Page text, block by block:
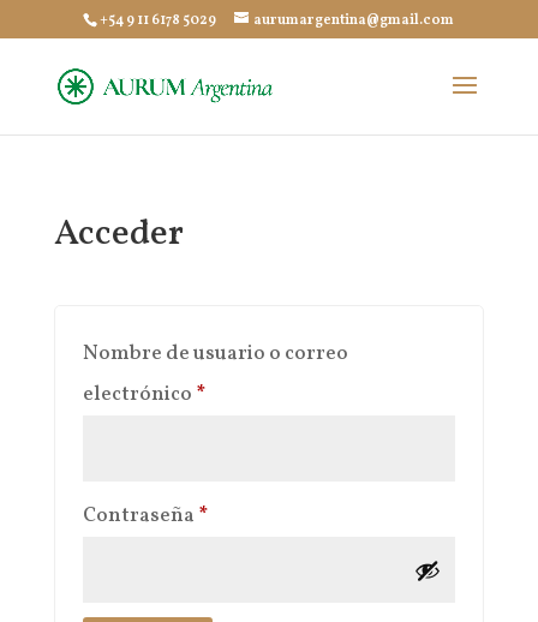
+54 9 11 6178 5029 aurumargentina@gmail.com
Acceder
Nombre de usuario o correo
electrónico *Obligatorio
Contraseña *Obligatorio